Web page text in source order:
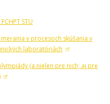
STU
v procesoch skúšania v
laboratóriách
(a nielen pre nich; aj pre